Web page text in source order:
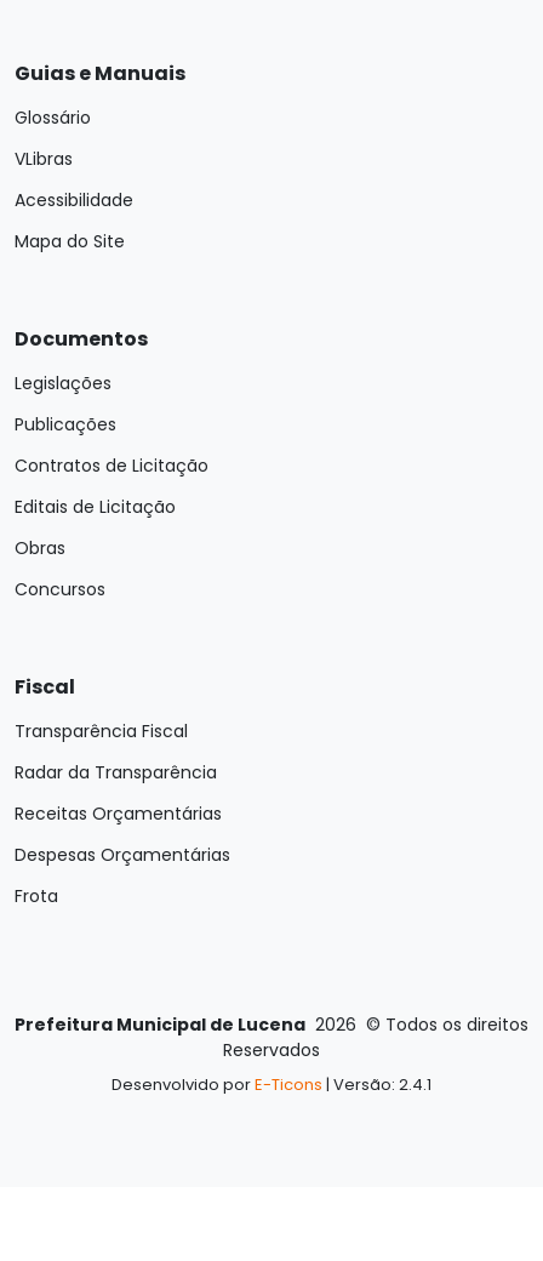
Guias e Manuais
Glossário
VLibras
Acessibilidade
Mapa do Site
Documentos
Legislações
Publicações
Contratos de Licitação
Editais de Licitação
Obras
Concursos
Fiscal
Transparência Fiscal
Radar da Transparência
Receitas Orçamentárias
Despesas Orçamentárias
Frota
Prefeitura Municipal de Lucena 2026 © Todos os direitos
Reservados
Desenvolvido porE-Ticons | Versão: 2.4.1